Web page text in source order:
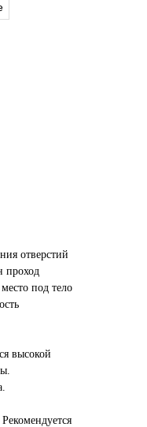
отверстий
проход
под тело
высокой